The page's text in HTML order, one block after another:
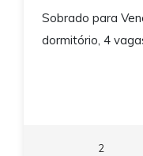
Sobrado para
dormitório, 4
2